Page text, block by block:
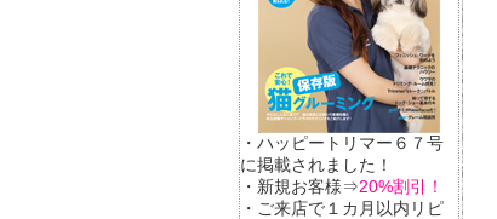
・ハッピートリマー６７号
に掲載されました！
・新規お客様⇒20%割引！
・ご来店で１カ月以内リピ